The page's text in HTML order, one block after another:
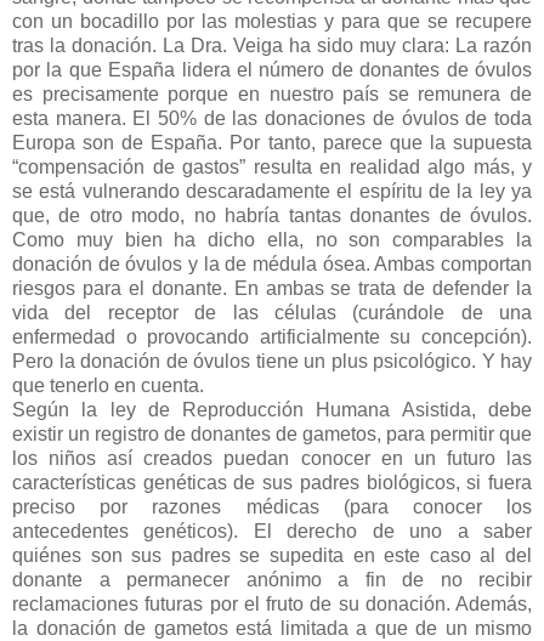
con un bocadillo por las molestias y para que se recupere
tras la donación. La Dra. Veiga ha sido muy clara: La razón
por la que España lidera el número de donantes de óvulos
es precisamente porque en nuestro país se remunera de
esta manera. El 50% de las donaciones de óvulos de toda
Europa son de España. Por tanto, parece que la supuesta
“compensación de gastos” resulta en realidad algo más, y
se está vulnerando descaradamente el espíritu de la ley ya
que, de otro modo, no habría tantas donantes de óvulos.
Como muy bien ha dicho ella, no son comparables la
donación de óvulos y la de médula ósea. Ambas comportan
riesgos para el donante. En ambas se trata de defender la
vida del receptor de las células (curándole de una
enfermedad o provocando artificialmente su concepción).
Pero la donación de óvulos tiene un plus psicológico. Y hay
que tenerlo en cuenta.
Según la ley de Reproducción Humana Asistida, debe
existir un registro de donantes de gametos, para permitir que
los niños así creados puedan conocer en un futuro las
características genéticas de sus padres biológicos, si fuera
preciso por razones médicas (para conocer los
antecedentes genéticos). El derecho de uno a saber
quiénes son sus padres se supedita en este caso al del
donante a permanecer anónimo a fin de no recibir
reclamaciones futuras por el fruto de su donación. Además,
la donación de gametos está limitada a que de un mismo